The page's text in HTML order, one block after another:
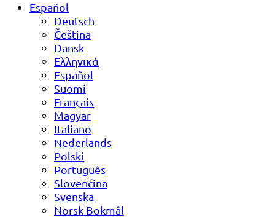
Español
Deutsch
Čeština
Dansk
Ελληνικά
Español
Suomi
Français
Magyar
Italiano
Nederlands
Polski
Português
Slovenčina
Svenska
Norsk Bokmål